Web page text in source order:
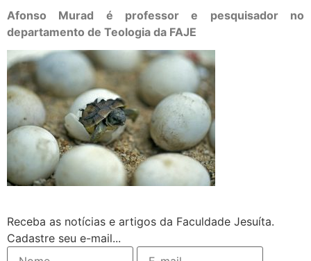
Afonso Murad é professor e pesquisador no
departamento de Teologia da FAJE
Receba as notícias e artigos da Faculdade Jesuíta.
Cadastre seu e-mail...